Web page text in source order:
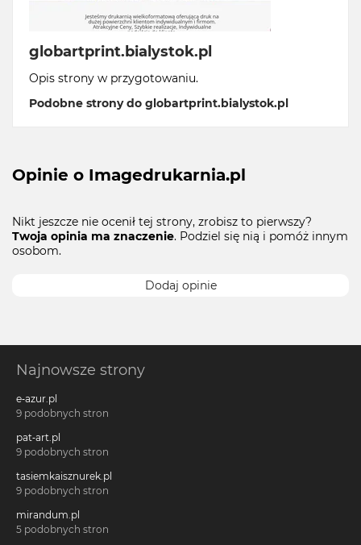
globartprint.bialystok.pl
Opis strony w przygotowaniu.
Podobne strony do globartprint.bialystok.pl
Opinie o Imagedrukarnia.pl
Nikt jeszcze nie ocenił tej strony, zrobisz to pierwszy?
Twoja opinia ma znaczenie. Podziel się nią i pomóż innym
osobom.
Dodaj opinie
Najnowsze strony
e-azur.pl
9 podobnych stron
pat-art.pl
9 podobnych stron
tasiemkaisznurek.pl
9 podobnych stron
mirandum.pl
5 podobnych stron